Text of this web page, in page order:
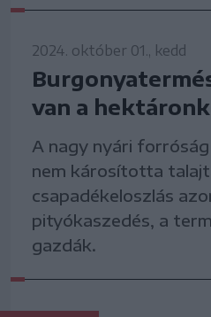
2024. október 01., kedd
van a
A nagy nyári
nem károsította
csapadékeloszlás
pityókaszedés, a
gazdák.